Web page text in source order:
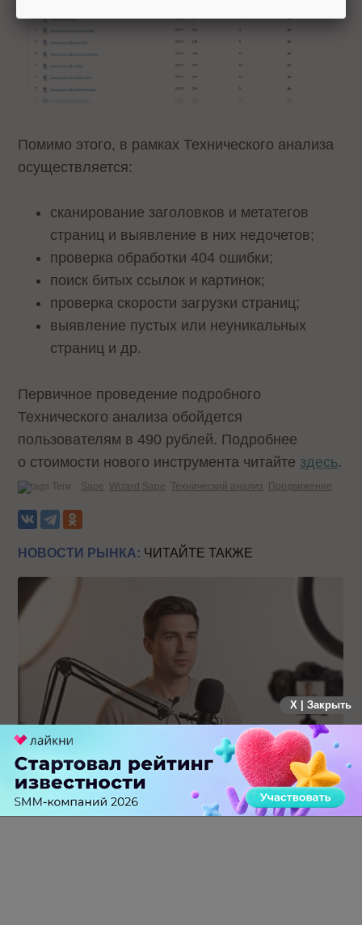
Помимо этого, в рамках Технического анализа
осуществляется:
сканирование заголовков и метатегов
страниц и выявление в них недочетов;
проверка обработки 404 ошибки;
поиск битых ссылок и картинок;
проверка скорости загрузки страниц;
выявление пустых или неуникальных
страниц и др.
Первичное проведение подробного
Технического анализа обойдется
пользователям в 490 рублей. Подробнее
о стоимости нового инструмента читайте здесь.
Теги: Sape Wizard.Sape Технический анализ Продвижение
НОВОСТИ РЫНКА: ЧИТАЙТЕ ТАКЖЕ
Российский рынок инфлюенс-маркетинга вошел в фазу
стагнации после нескольких лет роста
X | Закрыть